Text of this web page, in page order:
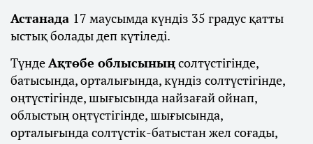
Астанада 17 маусымда күндіз 35 градус қатты
ыстық болады деп күтіледі.
ТүндеАқтөбе облысыныңсолтүстігінде,
батысында, орталығында, күндіз солтүстігінде,
оңтүстігінде, шығысында найзағай ойнап,
облыстың оңтүстігінде, шығысында,
орталығында солтүстік-батыстан жел соғады,